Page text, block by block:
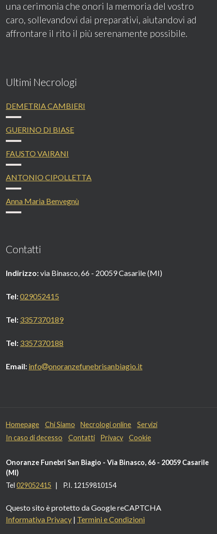
una cerimonia che onori la memoria del vostro
caro, sollevandovi dai preparativi, aiutandovi ad
affrontare il rito il più serenamente possibile.
Ultimi Necrologi
DEMETRIA CAMBIERI
GUERINO DI BIASE
FAUSTO VAIRANI
ANTONIO CIPOLLETTA
Anna Maria Benvegnù
Contatti
Indirizzo:via Binasco, 66 - 20059 Casarile (MI)
Tel:029052415
Tel: 3357370189
Tel: 3357370188
Email: info onoranzefunebrisanbiagio.it
Homepage Chi Siamo Necrologi online
Servizi
In caso di decesso
Contatti Privacy Cookie
Onoranze Funebri San Biagio - Via Binasco, 66 - 20059 Casarile
(MI)
Telefono:
Tel 029052415
IVA:
P.I. 12159810154
Questo sito è protetto da Google reCAPTCHA
Informativa Privacy | Termini e Condizioni